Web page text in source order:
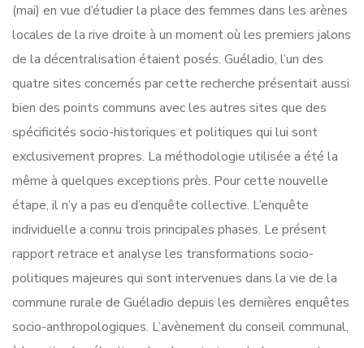
(mai) en vue d’étudier la place des femmes dans les arènes
locales de la rive droite à un moment où les premiers jalons
de la décentralisation étaient posés. Guéladio, l’un des
quatre sites concernés par cette recherche présentait aussi
bien des points communs avec les autres sites que des
spécificités socio-historiques et politiques qui lui sont
exclusivement propres. La méthodologie utilisée a été la
même à quelques exceptions près. Pour cette nouvelle
étape, il n’y a pas eu d’enquête collective. L’enquête
individuelle a connu trois principales phases. Le présent
rapport retrace et analyse les transformations socio-
politiques majeures qui sont intervenues dans la vie de la
commune rurale de Guéladio depuis les dernières enquêtes
socio-anthropologiques. L’avènement du conseil communal,